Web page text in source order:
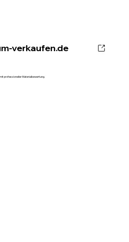
verkaufen.de
professioneller Materialbewertung.